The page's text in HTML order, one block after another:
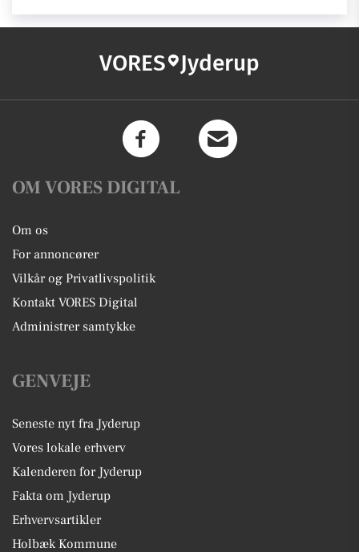
VORES Jyderup
OM VORES DIGITAL
Om os
For annoncører
Vilkår og Privatlivspolitik
Kontakt VORES Digital
Administrer samtykke
GENVEJE
Seneste nyt fra Jyderup
Vores lokale erhverv
Kalenderen for Jyderup
Fakta om Jyderup
Erhvervsartikler
Holbæk Kommune